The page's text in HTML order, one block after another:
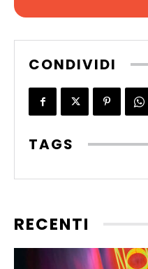
CONDIVIDI
TAGS
RECENTI